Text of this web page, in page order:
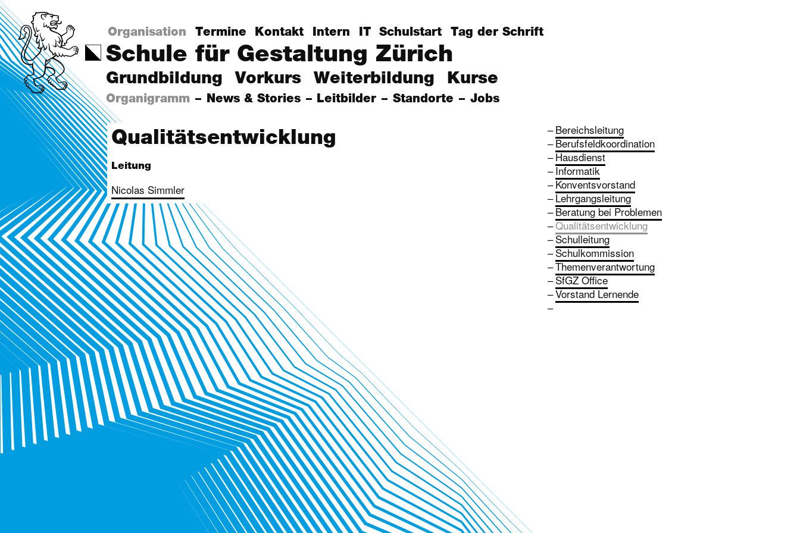
Organisation Termine Kontakt Intern IT Schulstart Tag der Schrift
Schule für Gestaltung Zürich
Grundbildung Vorkurs Weiterbildung Kurse
Organigramm News & Stories Leitbilder Standorte Jobs
Qualitätsentwicklung
Leitung
Nicolas Simmler
Bereichsleitung
Berufsfeldkoordination
Hausdienst
Informatik
Konventsvorstand
Lehrgangsleitung
Beratung bei Problemen
Qualitätsentwicklung
Schulleitung
Schulkommission
Themenverantwortung
SfGZ Office
Vorstand Lernende